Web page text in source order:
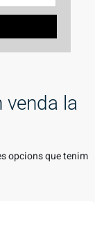
venda la
opcions que tenim